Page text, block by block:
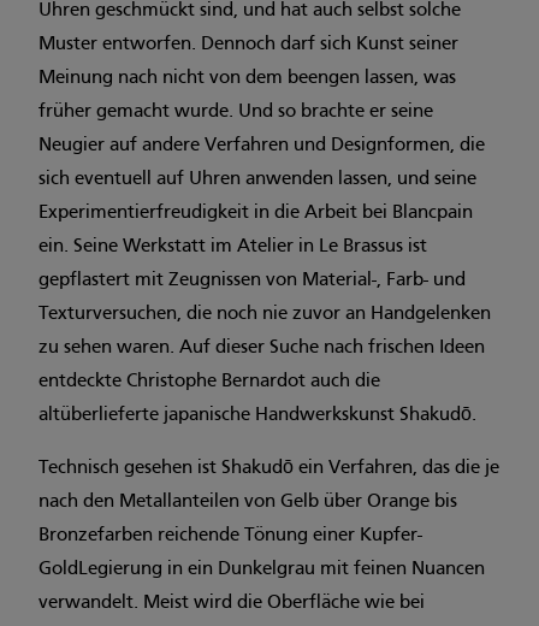
Uhren geschmückt sind, und hat auch selbst solche
Muster entworfen. Dennoch darf sich Kunst seiner
Meinung nach nicht von dem beengen lassen, was
früher gemacht wurde. Und so brachte er seine
Neugier auf andere Verfahren und Designformen, die
sich eventuell auf Uhren anwenden lassen, und seine
Experimentierfreudigkeit in die Arbeit bei Blancpain
ein. Seine Werkstatt im Atelier in Le Brassus ist
gepflastert mit Zeugnissen von Material-, Farb- und
Texturversuchen, die noch nie zuvor an Handgelenken
zu sehen waren. Auf dieser Suche nach frischen Ideen
entdeckte Christophe Bernardot auch die
altüberlieferte japanische Handwerkskunst Shakudō.
Technisch gesehen ist Shakudō ein Verfahren, das die je
nach den Metallanteilen von Gelb über Orange bis
Bronzefarben reichende Tönung einer Kupfer-
GoldLegierung in ein Dunkelgrau mit feinen Nuancen
verwandelt. Meist wird die Oberfläche wie bei